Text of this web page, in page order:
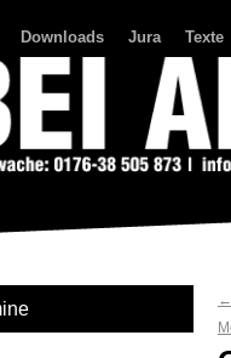
Downloads Jura Texte
←